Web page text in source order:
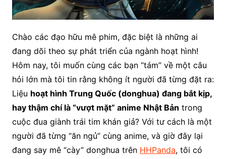
Chào các đạo hữu mê phim, đặc biệt là những ai
đang dõi theo sự phát triển của ngành hoạt hình!
Hôm nay, tôi muốn cùng các bạn “tám” về một câu
hỏi lớn mà tôi tin rằng không ít người đã từng đặt ra:
Liệu hoạt hình Trung Quốc (donghua) đang bắt kịp,
hay thậm chí là “vượt mặt” anime Nhật Bản trong
cuộc đua giành trái tim khán giả? Với tư cách là một
người đã từng “ăn ngủ” cùng anime, và giờ đây lại
đang say mê “cày” donghua trên HHPanda, tôi có